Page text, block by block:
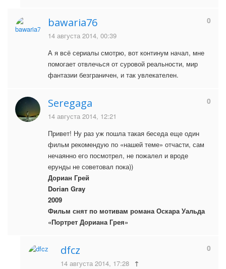
bawaria76
14 августа 2014, 00:39
0
А я всё сериалы смотрю, вот континум начал, мне
помогает отвлечься от суровой реальности, мир
фантазии безграничен, и так увлекателен.
Seregaga
14 августа 2014, 12:21
0
Привет! Ну раз уж пошла такая беседа еще один
фильм рекомендую по «нашей теме» отчасти, сам
нечаянно его посмотрел, не пожалел и вроде
ерунды не советовал пока))
Дориан Грей
Dorian Gray
2009
Фильм снят по мотивам романа Оскара Уальда
«Портрет Дориана Грея»
dfcz
14 августа 2014, 17:28 ↑
0